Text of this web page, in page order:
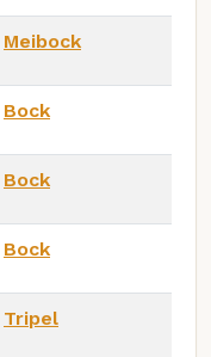
Meibock
Bock
Bock
Bock
Tripel